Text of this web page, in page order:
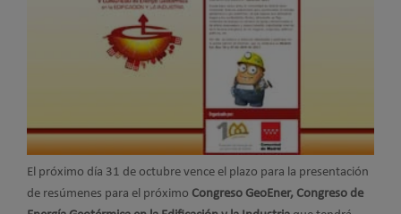
El próximo día 31 de octubre vence el plazo para la presentación
de resúmenes para el próximo Congreso GeoEner, Congreso de